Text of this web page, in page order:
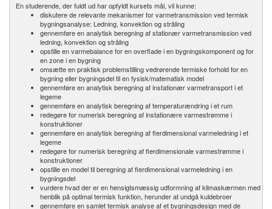
En studerende, der fuldt ud har opfyldt kursets mål, vil kunne:
diskutere de relevante mekanismer for varmetransmission ved termisk
bygningsanalyse: Ledning, konvektion og stråling
gennemføre en analytisk beregning af stationær varmetransmission ved
ledning, konvektion og stråling
opstille en varmebalance for en overflade i en bygningskomponent og for
en zone i en bygning
omsætte en praktisk problemstilling vedrørende termiske forhold for en
bygning eller bygningsdel til en fysisk/matematisk model
gennemføre en analytisk beregning af instationær varmetransport i et
legeme
gennemføre en analytisk beregning af temperaturændring i et rum
redegøre for numerisk beregning af instationære varmestrømme i
konstruktioner
gennemføre en analytisk beregning af flerdimensional varmeledning i et
legeme
redegøre for numerisk beregning af flerdimensionale varmestrømme i
konstruktioner
opstille en model til beregning af flerdimensional varmeledning i en
bygningsdel
vurdere hvad der er en hensigtsmæssig udformning af klimaskærmen med
henblik på optimal termisk funktion, herunder at undgå kuldebroer
gennemføre en samlet termisk analyse af et bygningsdesign med de